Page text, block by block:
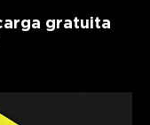
gratuita